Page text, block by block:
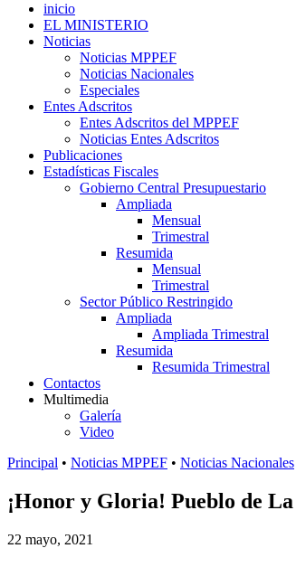
inicio
EL MINISTERIO
Noticias
Noticias MPPEF
Noticias Nacionales
Especiales
Entes Adscritos
Entes Adscritos del MPPEF
Noticias Entes Adscritos
Publicaciones
Estadísticas Fiscales
Gobierno Central Presupuestario
Ampliada
Mensual
Trimestral
Resumida
Mensual
Trimestral
Sector Público Restringido
Ampliada
Ampliada Trimestral
Resumida
Resumida Trimestral
Contactos
Multimedia
Galería
Video
Principal • Noticias MPPEF • Noticias Nacionales
¡Honor y Gloria! Pueblo de
22 mayo, 2021